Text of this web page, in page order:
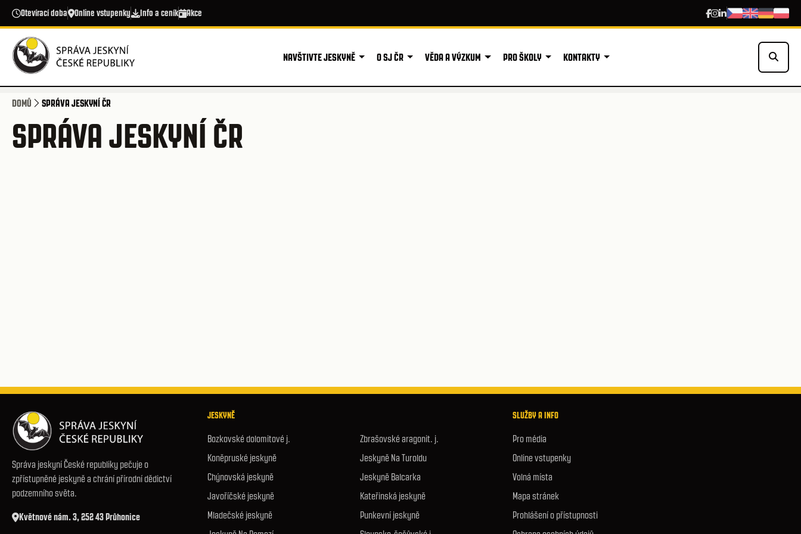
Přejít k hlavnímu obsahu
Otevírací doba Online vstupenky Info a ceník Akce
NAVŠTIVTE JESKYNĚ O SJ ČR VĚDA A VÝZKUM PRO ŠKOLY KONTAKTY
DOMŮ SPRÁVA JESKYNÍ ČR
SPRÁVA JESKYNÍ ČR
Správa jeskyní České republiky pečuje o
zpřístupněné jeskyně a chrání přírodní dědictví
podzemního světa.
Květnové nám. 3, 252 43 Průhonice
JESKYNĚ
Bozkovské dolomitové j.
Koněpruské jeskyně
Chýnovská jeskyně
Javoříčské jeskyně
Mladečské jeskyně
Zbrašovské aragonit. j.
Jeskyně Na Turoldu
Jeskyně Balcarka
Kateřinská jeskyně
Punkevní jeskyně
SLUŽBY A INFO
Pro média
Online vstupenky
Volná místa
Mapa stránek
Prohlášení o přístupnosti